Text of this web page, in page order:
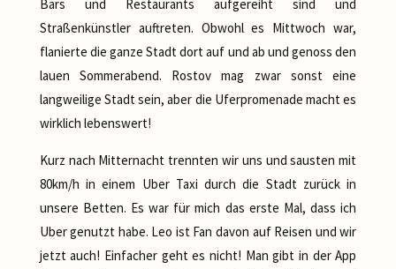
Bars und Restaurants aufgereiht sind und
Straßenkünstler auftreten. Obwohl es Mittwoch war,
flanierte die ganze Stadt dort auf und ab und genoss den
lauen Sommerabend. Rostov mag zwar sonst eine
langweilige Stadt sein, aber die Uferpromenade macht es
wirklich lebenswert!
Kurz nach Mitternacht trennten wir uns und sausten mit
80km/h in einem Uber Taxi durch die Stadt zurück in
unsere Betten. Es war für mich das erste Mal, dass ich
Uber genutzt habe. Leo ist Fan davon auf Reisen und wir
jetzt auch! Einfacher geht es nicht! Man gibt in der App